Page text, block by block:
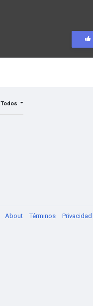
Todos
About Términos Privacidad